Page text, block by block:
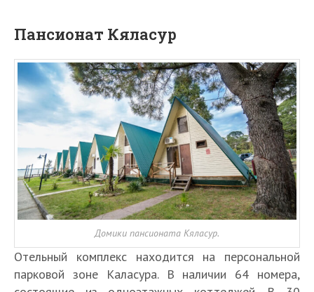
Пансионат Кяласур
Домики пансионата Кяласур.
Отельный комплекс находится на персональной
парковой зоне Каласура. В наличии 64 номера,